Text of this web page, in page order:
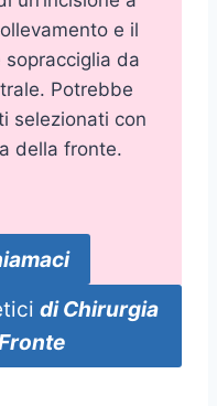
e il
da
Potrebbe
selezionati con
della fronte.
di Chirurgia